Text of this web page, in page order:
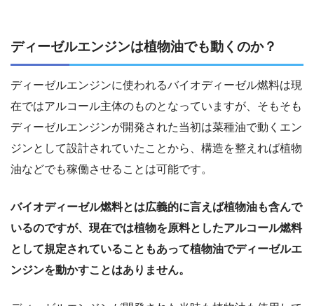
ディーゼルエンジンは植物油でも動くのか？
ディーゼルエンジンに使われるバイオディーゼル燃料は現
在ではアルコール主体のものとなっていますが、そもそも
ディーゼルエンジンが開発された当初は菜種油で動くエン
ジンとして設計されていたことから、構造を整えれば植物
油などでも稼働させることは可能です。
バイオディーゼル燃料とは広義的に言えば植物油も含んで
いるのですが、現在では植物を原料としたアルコール燃料
として規定されていることもあって植物油でディーゼルエ
ンジンを動かすことはありません。